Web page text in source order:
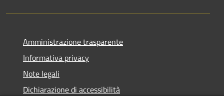
Amministrazione trasparente
Informativa privacy
Note legali
Dichiarazione di accessibilità